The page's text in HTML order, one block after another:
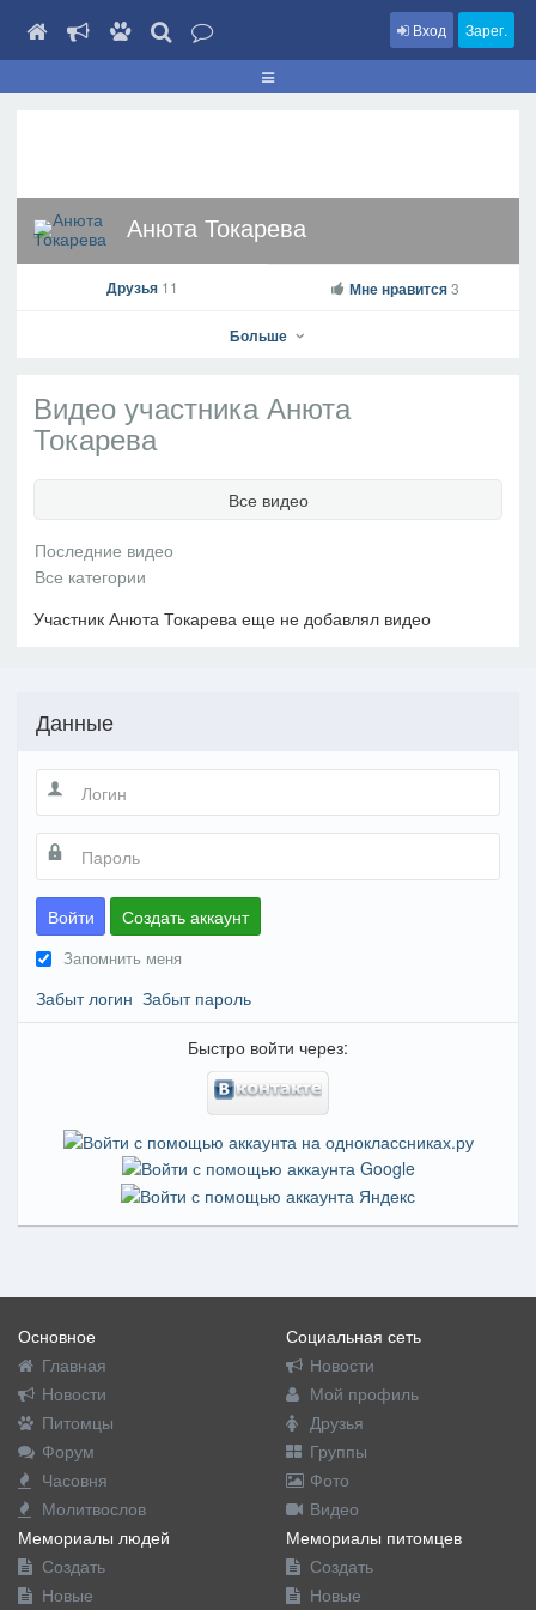
Вход Зарег.
Анюта Токарева
На профиль
Фото Видео
Друзья 11 Мне нравится 3
Больше
Видео участника Анюта
Токарева
Все видео
Участник Анюта Токарева еще не добавлял видео
Данные
Войти Создать аккаунт
Запомнить меня
Забыт логин Забыт пароль
Быстро войти через:
Основное
Главная
Новости
Питомцы
Форум
Часовня
Молитвослов
Социальная сеть
Новости
Мой профиль
Друзья
Группы
Фото
Видео
Мемориалы людей
Создать
Новые
Мемориалы питомцев
Создать
Новые